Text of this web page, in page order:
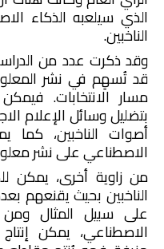
الذي سيلعبه الذكاء
الناخبين.
وقد ذكرت عدد من
قد تُسهِم في نشر
مسار الانتخابات.
بتضليل وسائل الإعلام
أصوات الناخبين، كما
الاصطناعي على نشر
من زاوية أخرى، يمكن
الناخبين بحيث يقنعهم
على سبيل المثال ومن
الاصطناعي، يمكن